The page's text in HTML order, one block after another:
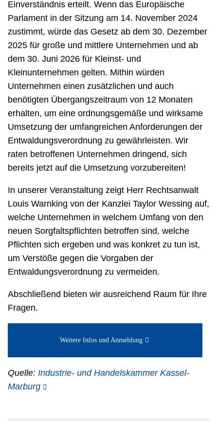
Einverständnis erteilt. Wenn das Europäische
Parlament in der Sitzung am 14. November 2024
zustimmt, würde das Gesetz ab dem 30. Dezember
2025 für große und mittlere Unternehmen und ab
dem 30. Juni 2026 für Kleinst- und
Kleinunternehmen gelten. Mithin würden
Unternehmen einen zusätzlichen und auch
benötigten Übergangszeitraum von 12 Monaten
erhalten, um eine ordnungsgemäße und wirksame
Umsetzung der umfangreichen Anforderungen der
Entwaldungsverordnung zu gewährleisten. Wir
raten betroffenen Unternehmen dringend, sich
bereits jetzt auf die Umsetzung vorzubereiten!
In unserer Veranstaltung zeigt Herr Rechtsanwalt
Louis Warnking von der Kanzlei Taylor Wessing auf,
welche Unternehmen in welchem Umfang von den
neuen Sorgfaltspflichten betroffen sind, welche
Pflichten sich ergeben und was konkret zu tun ist,
um Verstöße gegen die Vorgaben der
Entwaldungsverordnung zu vermeiden.
Abschließend bieten wir ausreichend Raum für Ihre
Fragen.
Weitere Infos und Anmeldung
Quelle: Industrie- und Handelskammer Kassel-
Marburg